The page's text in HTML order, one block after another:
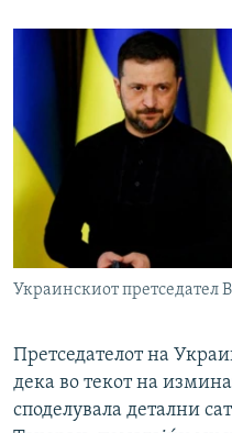
Украинскиот претседател
Претседателот на
дека во текот на
споделувала детални